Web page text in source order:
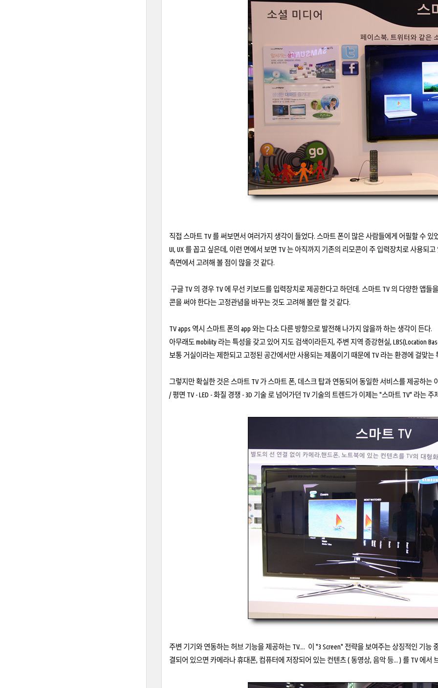
직접 스마트 TV 를 써보면서 여러가지 생각이 들었다. 스마트 폰이 많은 사람들에게 어필할 수
UI, UX 를 꼽고 싶은데, 이런 면에서 보면 TV 는 아직까지 기존의 리모콘이 주 입력장치로 사용되
측면에서 고려해 볼 점이 많을 것 같다.
구글 TV 의 경우 TV 에 무선 키보드를 입력장치로 제공한다고 하던데. 스마트 TV 의 다양한 앱
콘을 써야 한다는 고정관념을 바꾸는 것도 고려해 볼만 할 것 같다.
TV apps 역시 스마트 폰의 app 와는 다소 다른 방향으로 발전해 나가지 않을까 하는 생각이 든다.
아무래도 mobility 라는 특성을 갖고 있어 지도 검색이라든지, 주변 지역 증강현실, LBS(Location
보통 거실이라는 제한되고 고정된 공간에서만 사용되는 제품이기 때문에 TV 라는 환경에 걸맞
그렇지만 확실한 것은 스마트 TV 가 스마트 폰, 데스크 탑과 연동되어 동일한 서비스를 제공하는
/ 평면 TV - LED - 화질 경쟁 - 3D 기술 로 넘어가던 TV 기술의 트렌드가 이제는 "스마트 TV" 라는
주변 기기와 연동하는 허브 기능을 제공하는 TV.... 이 "3 Screen" 전략을 보여주는 상징적인 기능
결되어 있으면 카메라나 휴대폰, 컴퓨터에 저장되어 있는 컨텐츠 ( 동영상, 음악 등... ) 를 TV 에서